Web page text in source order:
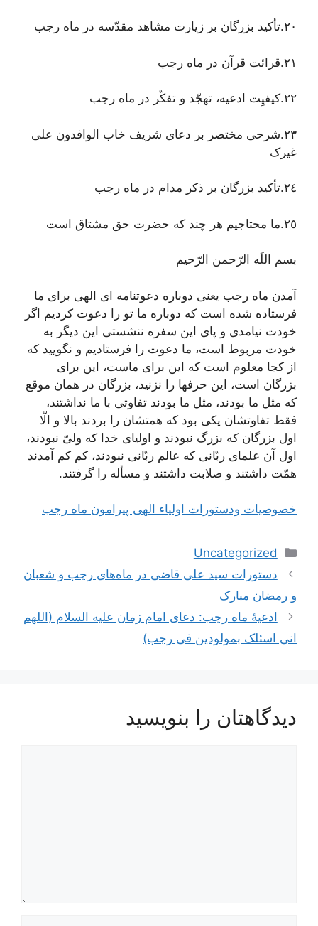
٢٠.تأکید بزرگان بر زیارت مشاهد مقدّسه در ماه رجب
٢١.قرائت قرآن در ماه رجب
٢٢.کیفیِت ادعیه، تهجّد و تفکّر در ماه رجب
٢٣.شرحی مختصر بر دعای شریف خاب الوافدون علی
غیرک
٢٤.تأکید بزرگان بر ذکر مدام در ماه رجب
٢٥.ما محتاجیم هر چند که حضرت حق مشتاق است
بسم اللَه الرّحمن الرّحیم‌
آمدن ماه رجب یعنی دوباره دعوتنامه ای الهی برای ما
فرستاده شده است که دوباره ما تو را دعوت کردیم اگر
خودت نیامدی و پای این سفره ننشستی این دیگر به
خودت مربوط است، ما دعوت را فرستادیم و نگویید که
از کجا معلوم است که این برای ماست، این برای
بزرگان است، این حرفها را نزنید، بزرگان در همان موقع
که مثل ما بودند، مثل ما بودند تفاوتی با ما نداشتند،
فقط تفاوتشان یکی بود که همتشان را بردند بالا و الّا
اول بزرگان که بزرگ نبودند و اولیای خدا که ولیّ نبودند،
اول آن علمای ربّانی که عالم ربّانی نبودند، کم کم آمدند
همّت داشتند و صلابت داشتند و مسأله را گرفتند.
خصوصیات ودستورات اولیاء الهی پیرامون ماه رجب
دسته‌ها
Uncategorized
ناوبری
نوشته‌ها
دستورات سید علی قاضی در ماه‌های رجب و شعبان
و رمضان مبارک
ادعیۀ ماه رجب: دعای امام زمان علیه السلام (اللهم
انی اسئلک بمولودین فی رجب)
دیدگاهتان را بنویسید